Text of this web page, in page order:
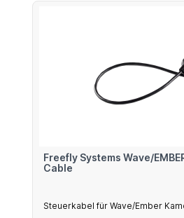
Freefly Systems Wave/
Cable
Steuerkabel für Wave/Ember